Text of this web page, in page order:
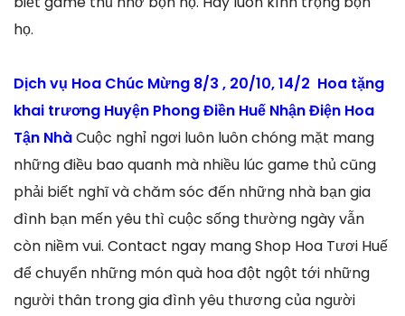
họ.
Dịch vụ Hoa Chúc Mừng 8/3 , 20/10, 14/2 Hoa tặng
khai trương Huyện Phong Điền Huế Nhận Điện Hoa
Tận NhàCuộc nghỉ ngơi luôn luôn chóng mặt mang
những điều bao quanh mà nhiều lúc game thủ cũng
phải biết nghĩ và chăm sóc đến những nhà bạn gia
đình bạn mến yêu thì cuộc sống thường ngày vẫn
còn niềm vui. Contact ngay mang Shop Hoa Tươi Huế
để chuyển những món quà hoa đột ngột tới những
người thân trong gia đình yêu thương của người